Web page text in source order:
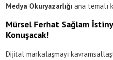
Medya Okuryazarlığı ana temalı
Mürsel Ferhat Sağlam
Konuşacak!
Dijital markalaşmayı